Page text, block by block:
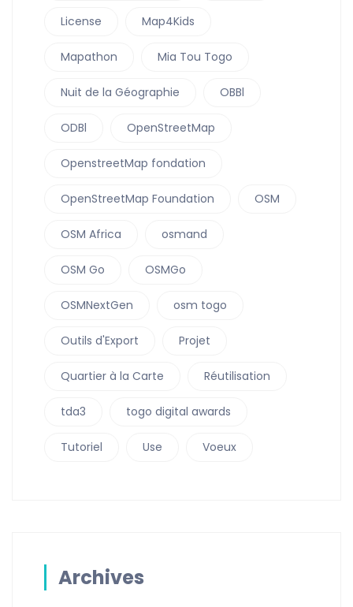
License Map4Kids
Mapathon Mia Tou Togo
Nuit de la Géographie OBBl
ODBl OpenStreetMap
OpenstreetMap fondation
OpenStreetMap Foundation OSM
OSM Africa osmand
OSM Go OSMGo
OSMNextGen osm togo
Outils d'Export Projet
Quartier à la Carte Réutilisation
tda3 togo digital awards
Tutoriel Use Voeux
Archives